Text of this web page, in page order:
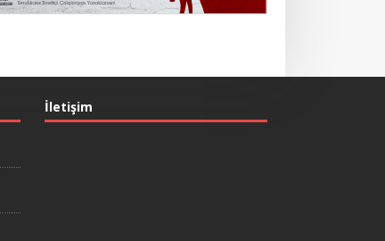
İletişim